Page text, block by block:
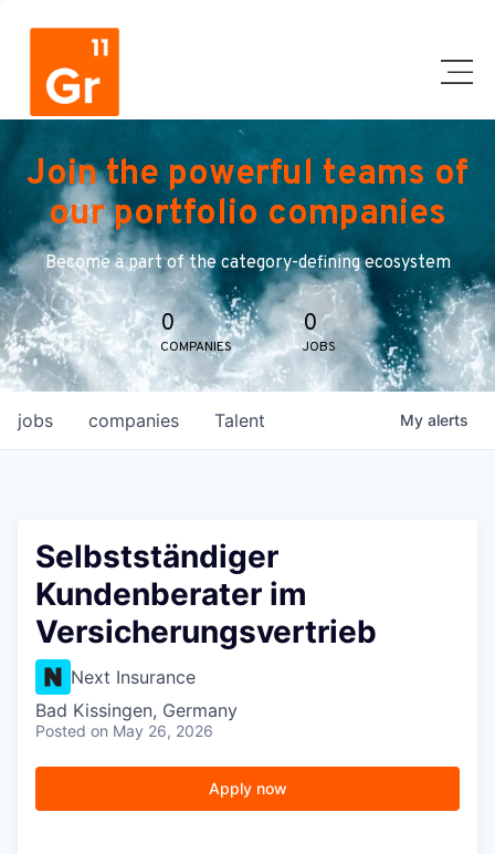
Join the powerful teams of
our portfolio companies
Become a part of the category-defining ecosystem
0
COMPANIES
0
JOBS
jobs companies Talent My alerts
Selbstständiger
Kundenberater im
Versicherungsvertrieb
Next Insurance
Bad Kissingen, Germany
Posted on May 26, 2026
Apply now